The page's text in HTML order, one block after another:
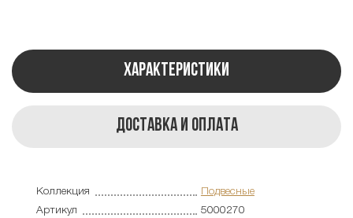
Характеристики
Доставка и оплата
Коллекция
Подвесные
Артикул
5000270